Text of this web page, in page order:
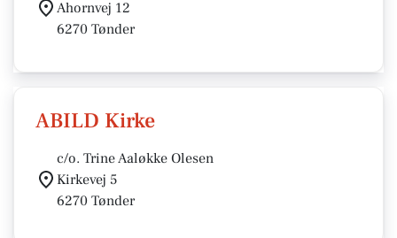
Ahornvej 12
6270 Tønder
ABILD Kirke
c/o. Trine Aaløkke Olesen
Kirkevej 5
6270 Tønder